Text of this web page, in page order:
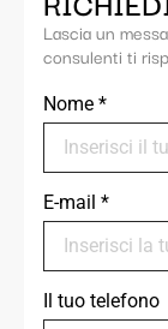
Lascia un
consulenti ti
Nome *
E-mail *
Il tuo telefono